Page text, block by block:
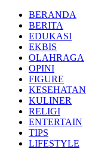
BERANDA
BERITA
EDUKASI
EKBIS
OLAHRAGA
OPINI
FIGURE
KESEHATAN
KULINER
RELIGI
ENTERTAIN
TIPS
LIFESTYLE